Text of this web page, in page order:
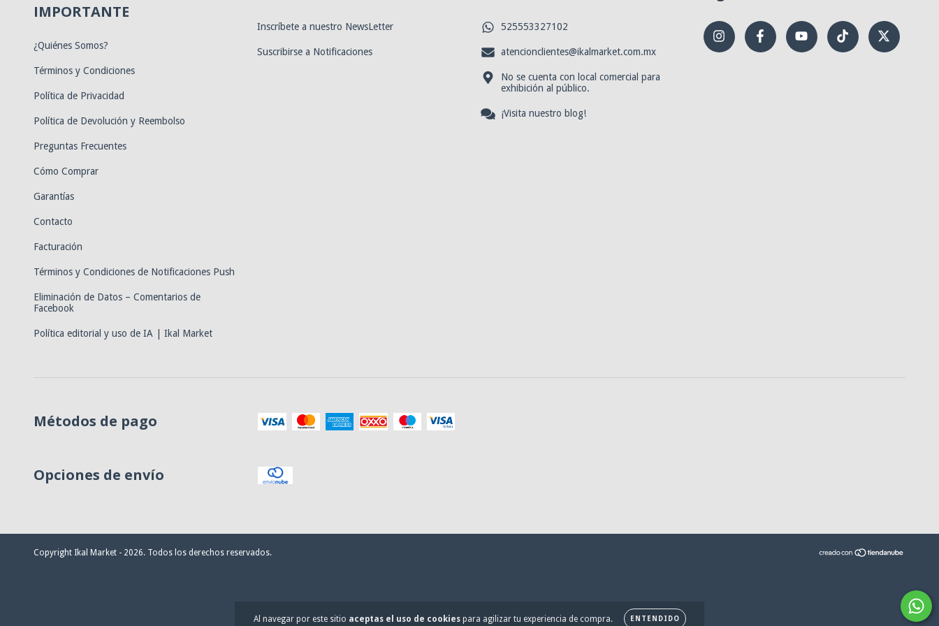
Al navegar por este sitio aceptas el uso de cookiespara agilizar tu experiencia de compra. ENTENDIDO
IMPORTANTE
¿Quiénes Somos?
Términos y Condiciones
Política de Privacidad
Política de Devolución y Reembolso
Preguntas Frecuentes
Cómo Comprar
Garantías
Contacto
Facturación
Términos y Condiciones de Notificaciones Push
Eliminación de Datos – Comentarios de
Facebook
Política editorial y uso de IA | Ikal Market
Inscríbete a nuestro NewsLetter
Suscribirse a Notificaciones
525553327102
atencionclientes@ikalmarket.com.mx
No se cuenta con local comercial para
exhibición al público.
¡Visita nuestro blog!
Métodos de pago
Opciones de envío
Copyright Ikal Market - 2026. Todos los derechos reservados.